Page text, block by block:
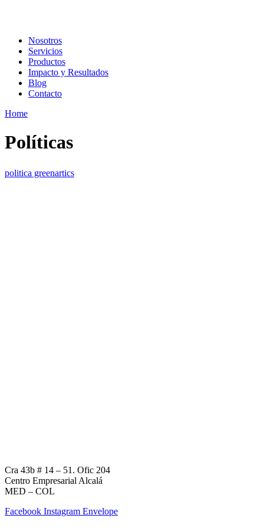
Nosotros
Servicios
Productos
Impacto y Resultados
Blog
Contacto
Home
Políticas
politica greenartics
Cra 43b # 14 – 51. Ofic 204
Centro Empresarial Alcalá
MED – COL
Facebook Instagram Envelope